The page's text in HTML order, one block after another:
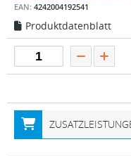
EAN: 4242004192541
Produktdatenblatt